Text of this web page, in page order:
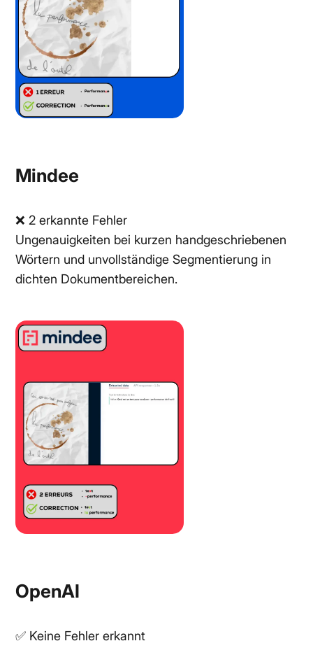
Mindee
❌ 2 erkannte Fehler
Ungenauigkeiten bei kurzen handgeschriebenen
Wörtern und unvollständige Segmentierung in
dichten Dokumentbereichen.
OpenAI
✅ Keine Fehler erkannt